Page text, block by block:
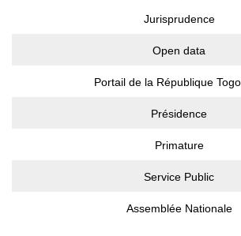
Jurisprudence
Open data
Portail de la République
Présidence
Primature
Service Public
Assemblée Nationale